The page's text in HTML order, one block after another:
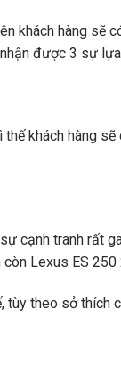
khách hàng sẽ
được 3 sự
khách hàng
cạnh tranh rất
Lexus ES
theo sở thích